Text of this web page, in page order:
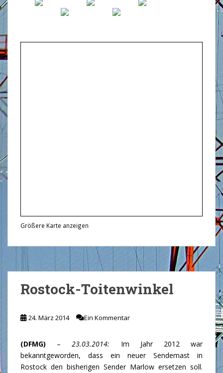
Größere Karte anzeigen
Rostock-Toitenwinkel
24. März 2014 Ein Kommentar
(DFMG) –23.03.2014: Im Jahr 2012 war
bekanntgeworden, dass ein neuer Sendemast in
Rostock den bisherigen Sender Marlow ersetzen soll.